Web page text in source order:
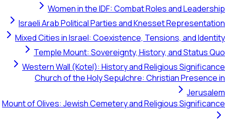
Women in the IDF: Combat Roles and Leadership
Israeli Arab Political Parties and Knesset Representation
Mixed Cities in Israel: Coexistence, Tensions, and Identity
Temple Mount: Sovereignty, History, and Status Quo
Western Wall (Kotel): History and Religious Significance
Church of the Holy Sepulchre: Christian Presence in
Jerusalem
Mount of Olives: Jewish Cemetery and Religious Significance